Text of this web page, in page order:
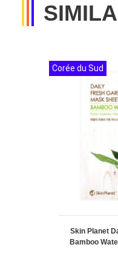
Skin Planet
Bamboo
Corée du Sud